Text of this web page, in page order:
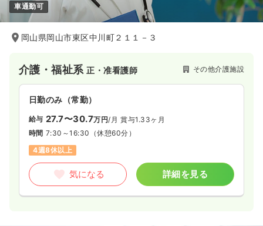
車通勤可
岡山県岡山市東区中川町２１１－３
介護・福祉系正・准看護師 その他介護施設
日勤のみ（常勤）
給与 27.7〜30.7万円/月 賞与1.33ヶ月
時間 7:30～16:30 （休憩60分）
4週8休以上
気になる 詳細を見る